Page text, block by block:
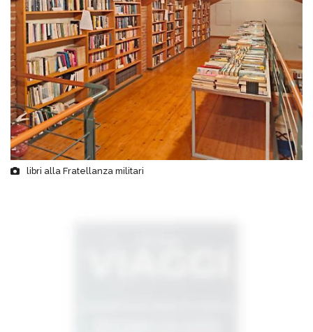
libri alla Fratellanza militari